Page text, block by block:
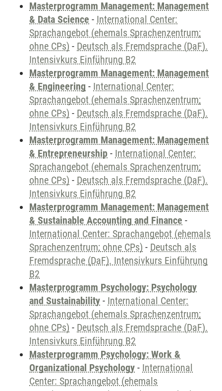
Masterprogramm Management: Management
& Data Science - International Center:
Sprachangebot (ehemals Sprachenzentrum;
ohne CPs) - Deutsch als Fremdsprache (DaF).
Intensivkurs Einführung B2
Masterprogramm Management: Management
& Engineering - International Center:
Sprachangebot (ehemals Sprachenzentrum;
ohne CPs) - Deutsch als Fremdsprache (DaF).
Intensivkurs Einführung B2
Masterprogramm Management: Management
& Entrepreneurship - International Center:
Sprachangebot (ehemals Sprachenzentrum;
ohne CPs) - Deutsch als Fremdsprache (DaF).
Intensivkurs Einführung B2
Masterprogramm Management: Management
& Sustainable Accounting and Finance -
International Center: Sprachangebot (ehemals
Sprachenzentrum; ohne CPs) - Deutsch als
Fremdsprache (DaF). Intensivkurs Einführung
B2
Masterprogramm Psychology: Psychology
and Sustainability - International Center:
Sprachangebot (ehemals Sprachenzentrum;
ohne CPs) - Deutsch als Fremdsprache (DaF).
Intensivkurs Einführung B2
Masterprogramm Psychology: Work &
Organizational Psychology - International
Center: Sprachangebot (ehemals